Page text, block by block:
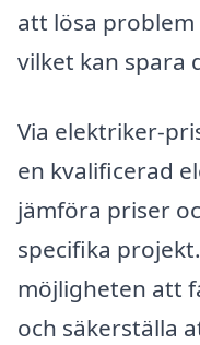
att lösa
vilket kan spara
Via elektriker-
en kvalificerad
jämföra priser
specifika
möjligheten att
och säkerställa